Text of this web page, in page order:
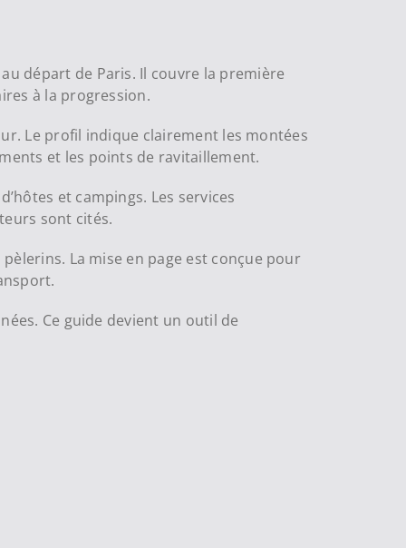
départ de Paris. Il couvre la première
à la progression.
Le profil indique clairement les montées
et les points de ravitaillement.
et campings. Les services
sont cités.
La mise en page est conçue pour
Ce guide devient un outil de